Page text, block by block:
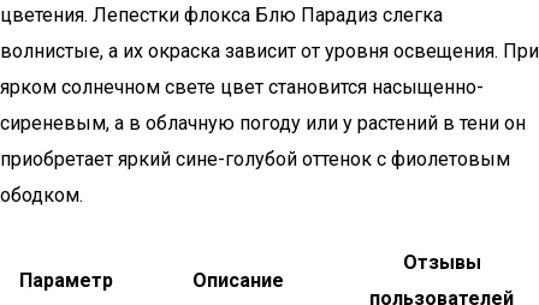
цветения. Лепестки флокса Блю Парадиз слегка
волнистые, а их окраска зависит от уровня освещения. При
ярком солнечном свете цвет становится насыщенно-
сиреневым, а в облачную погоду или у растений в тени он
приобретает яркий сине-голубой оттенок с фиолетовым
ободком.
Параметр Описание
Отзывы
пользователей